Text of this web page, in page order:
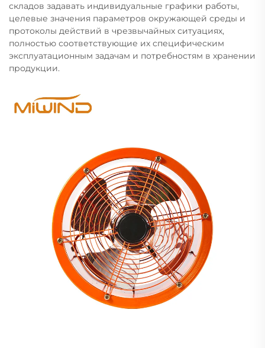
складов задавать индивидуальные графики работы,
целевые значения параметров окружающей среды и
протоколы действий в чрезвычайных ситуациях,
полностью соответствующие их специфическим
эксплуатационным задачам и потребностям в хранении
продукции.